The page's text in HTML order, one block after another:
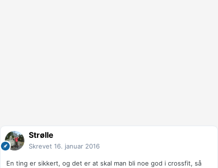
Strølle
Skrevet 16. januar 2016
En ting er sikkert, og det er at skal man bli noe god i crossfit, så